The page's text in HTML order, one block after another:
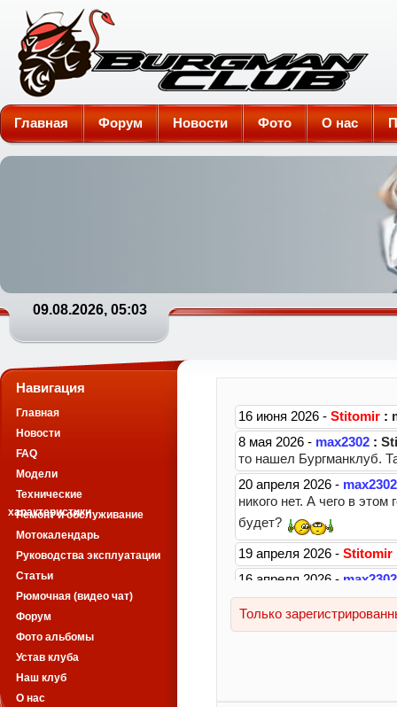
Burgman-Club
Главная Форум Новости Фото О нас
09.08.2026, 05:03
Навигация
Главная
Новости
FAQ
Модели
Технические
характеристики
Ремонт и обслуживание
Мотокалендарь
Руководства эксплуатации
Статьи
Рюмочная (видео чат)
Форум
Фото альбомы
Устав клуба
Наш клуб
О нас